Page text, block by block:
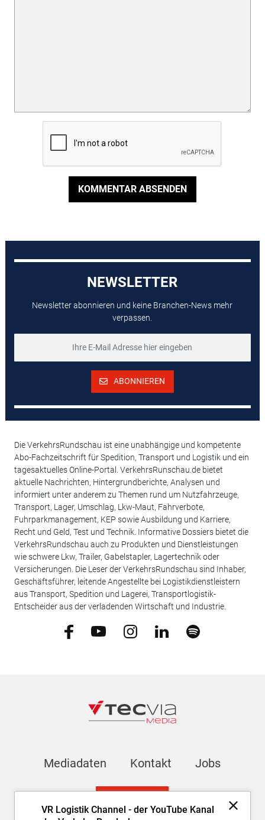
KOMMENTAR ABSENDEN
VR Logistik Channel - der YouTube Kanal
NEWSLETTER
Newsletter abonnieren und keine Branchen-News mehr
verpassen.
ABONNIEREN
Die VerkehrsRundschau ist eine unabhängige und kompetente
Abo-Fachzeitschrift für Spedition, Transport und Logistik und ein
tagesaktuelles Online-Portal. VerkehrsRunschau.de bietet
aktuelle Nachrichten, Hintergrundberichte, Analysen und
informiert unter anderem zu Themen rund um Nutzfahrzeuge,
Transport, Lager, Umschlag, Lkw-Maut, Fahrverbote,
Fuhrparkmanagement, KEP sowie Ausbildung und Karriere,
Recht und Geld, Test und Technik. Informative Dossiers bietet die
VerkehrsRundschau auch zu Produkten und Dienstleistungen
wie schwere Lkw, Trailer, Gabelstapler, Lagertechnik oder
Versicherungen. Die Leser der VerkehrsRundschau sind Inhaber,
Geschäftsführer, leitende Angestellte bei Logistikdienstleistern
aus Transport, Spedition und Lagerei, Transportlogistik-
Entscheider aus der verladenden Wirtschaft und Industrie.
Mediadaten Kontakt Jobs